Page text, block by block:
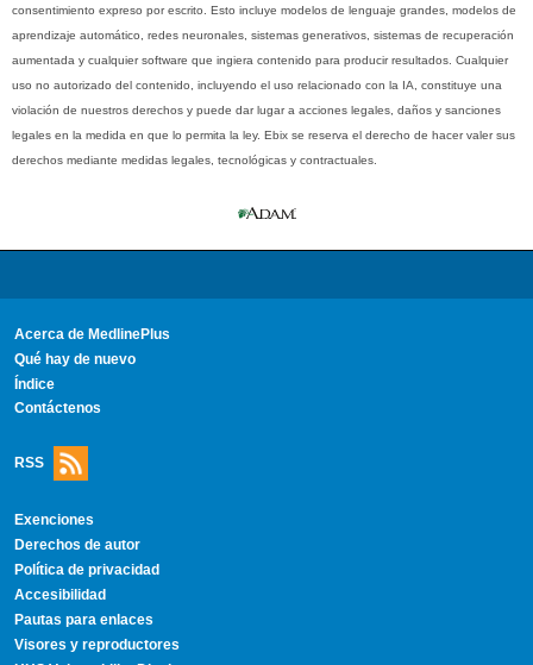
consentimiento expreso por escrito. Esto incluye modelos de lenguaje grandes, modelos de
aprendizaje automático, redes neuronales, sistemas generativos, sistemas de recuperación
aumentada y cualquier software que ingiera contenido para producir resultados. Cualquier
uso no autorizado del contenido, incluyendo el uso relacionado con la IA, constituye una
violación de nuestros derechos y puede dar lugar a acciones legales, daños y sanciones
legales en la medida en que lo permita la ley. Ebix se reserva el derecho de hacer valer sus
derechos mediante medidas legales, tecnológicas y contractuales.
Acerca de MedlinePlus
Qué hay de nuevo
Índice
Contáctenos
RSS
Exenciones
Derechos de autor
Política de privacidad
Accesibilidad
Pautas para enlaces
Visores y reproductores